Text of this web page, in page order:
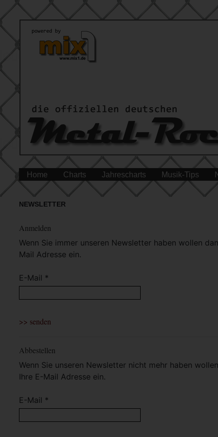
Home Charts Jahrescharts Musik-Tips
NEWSLETTER
Anmelden
Wenn Sie immer unseren Newsletter haben wollen
Mail Adresse ein.
E-Mail *
Abbestellen
Wenn Sie unseren Newsletter nicht mehr haben
Ihre E-Mail Adresse ein.
E-Mail *